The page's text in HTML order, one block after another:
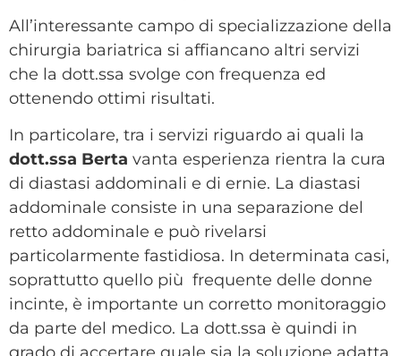
All’interessante campo di specializzazione della
chirurgia bariatrica si affiancano altri servizi
che la dott.ssa svolge con frequenza ed
ottenendo ottimi risultati.
In particolare, tra i servizi riguardo ai quali la
dott.ssa Berta vanta esperienza rientra la cura
di diastasi addominali e di ernie. La diastasi
addominale consiste in una separazione del
retto addominale e può rivelarsi
particolarmente fastidiosa. In determinata casi,
soprattutto quello più frequente delle donne
incinte, è importante un corretto monitoraggio
da parte del medico. La dott.ssa è quindi in